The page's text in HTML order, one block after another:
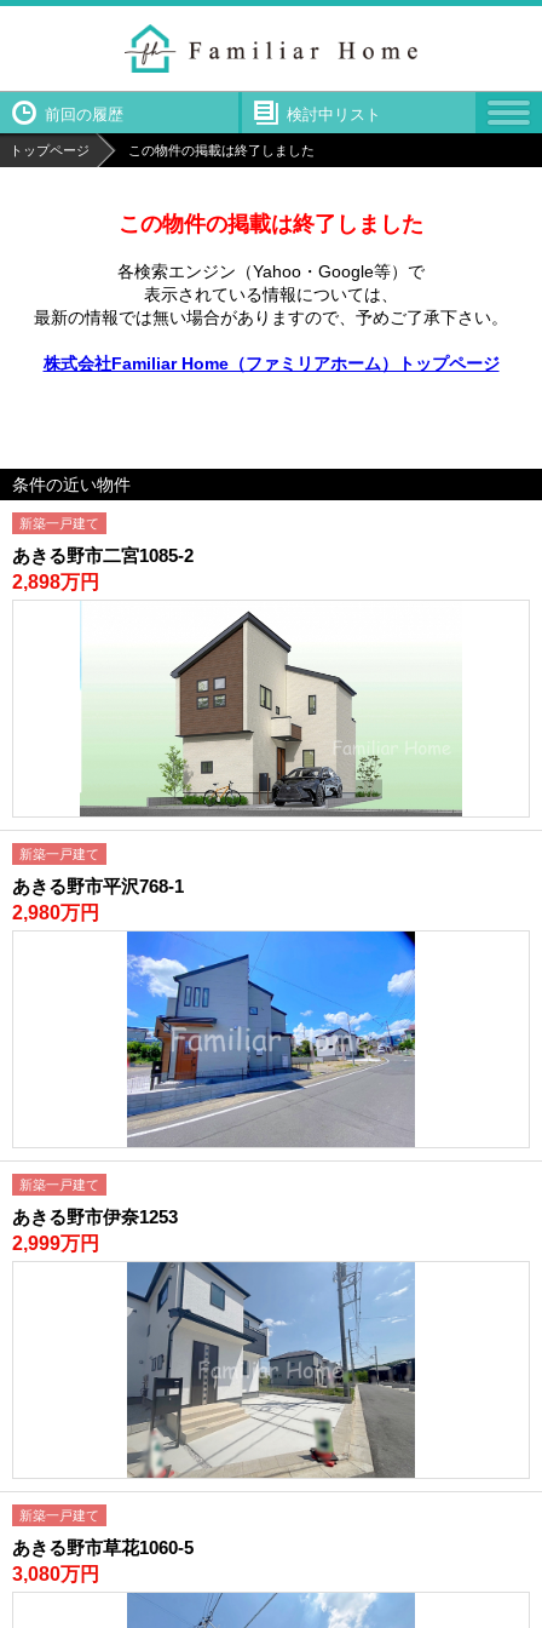
前回の履歴 検討中リスト
トップページ この物件の掲載は終了しました
この物件の掲載は終了しました
各検索エンジン（Yahoo・Google等）で
表示されている情報については、
最新の情報では無い場合がありますので、 予めご了承下さい。
株式会社Familiar Home（ファミリアホーム）トップページ
条件の近い物件
新築一戸建て
あきる野市二宮1085-2
2,898万円
新築一戸建て
あきる野市平沢768-1
2,980万円
新築一戸建て
あきる野市伊奈1253
2,999万円
新築一戸建て
あきる野市草花1060-5
3,080万円